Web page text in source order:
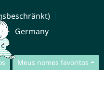
Meus nomes favoritos
Germany